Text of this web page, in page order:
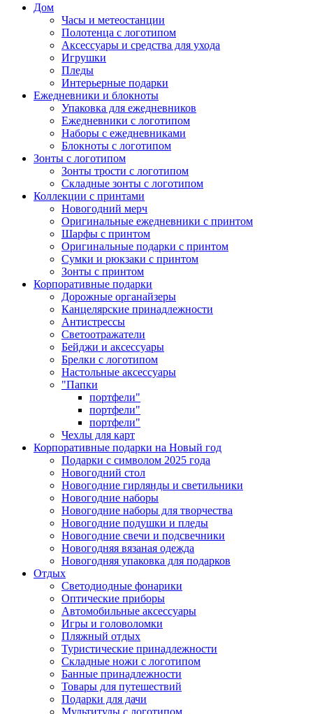
Дом
Часы и метеостанции
Полотенца с логотипом
Аксессуары и средства для ухода
Игрушки
Пледы
Интерьерные подарки
Ежедневники и блокноты
Упаковка для ежедневников
Ежедневники с логотипом
Наборы с ежедневниками
Блокноты с логотипом
Зонты с логотипом
Зонты трости с логотипом
Складные зонты с логотипом
Коллекции с принтами
Новогодний мерч
Оригинальные ежедневники с принтом
Шарфы с принтом
Оригинальные подарки с принтом
Сумки и рюкзаки с принтом
Зонты с принтом
Корпоративные подарки
Дорожные органайзеры
Канцелярские принадлежности
Антистрессы
Светоотражатели
Бейджи и аксессуары
Брелки с логотипом
Настольные аксессуары
"Папки
портфели"
портфели"
портфели"
Чехлы для карт
Корпоративные подарки на Новый год
Подарки с символом 2025 года
Новогодний стол
Новогодние гирлянды и светильники
Новогодние наборы
Новогодние наборы для творчества
Новогодние подушки и пледы
Новогодние свечи и подсвечники
Новогодняя вязаная одежда
Новогодняя упаковка для подарков
Отдых
Светодиодные фонарики
Оптические приборы
Автомобильные аксессуары
Игры и головоломки
Пляжный отдых
Туристические принадлежности
Складные ножи с логотипом
Банные принадлежности
Товары для путешествий
Подарки для дачи
Мультитулы с логотипом